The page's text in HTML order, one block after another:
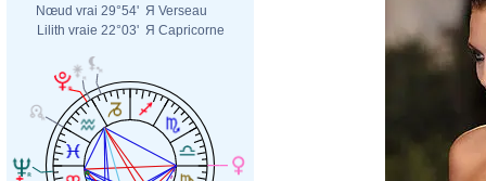
Nœud vrai 29°54' Я Verseau
Lilith vraie 22°03' Я Capricorne